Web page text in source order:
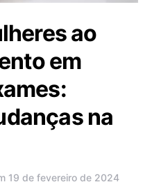
ao
em
na
19 de fevereiro de 2024